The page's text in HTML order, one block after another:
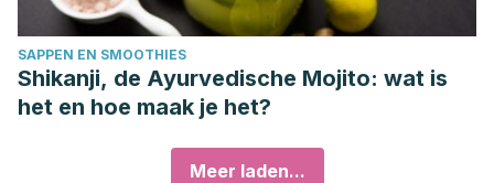
SAPPEN EN SMOOTHIES
Shikanji, de Ayurvedische Mojito: wat is
het en hoe maak je het?
Meer laden...